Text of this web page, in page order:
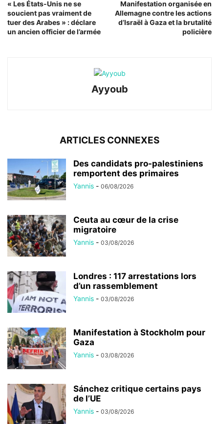
« Les États-Unis ne se
soucient pas vraiment de
tuer des Arabes » : déclare
un ancien officier de l’armée
Manifestation organisée en
Allemagne contre les actions
d’Israël à Gaza et la brutalité
policière
Ayyoub
ARTICLES CONNEXES
Des candidats pro-palestiniens
remportent des primaires
Yannis - 06/08/2026
Ceuta au cœur de la crise
migratoire
Yannis - 03/08/2026
Londres : 117 arrestations lors
d’un rassemblement
Yannis - 03/08/2026
Manifestation à Stockholm pour
Gaza
Yannis - 03/08/2026
Sánchez critique certains pays
de l’UE
Yannis - 03/08/2026